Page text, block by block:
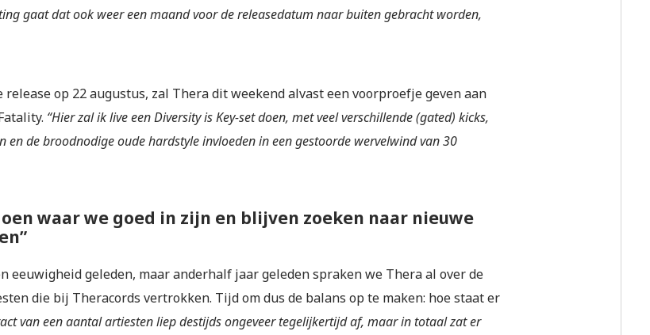
gaat dat ook weer een maand voor de releasedatum naar buiten gebracht worden,
release op 22 augustus, zal Thera dit weekend alvast een voorproefje geven aan
“Hier zal ik live een Diversity is Key-set doen, met veel verschillende (gated) kicks,
en de broodnodige oude hardstyle invloeden in een gestoorde wervelwind van 30
waar we goed in zijn en blijven zoeken naar nieuwe
eeuwigheid geleden, maar anderhalf jaar geleden spraken we Thera al over de
die bij Theracords vertrokken. Tijd om dus de balans op te maken: hoe staat er
van een aantal artiesten liep destijds ongeveer tegelijkertijd af, maar in totaal zat er